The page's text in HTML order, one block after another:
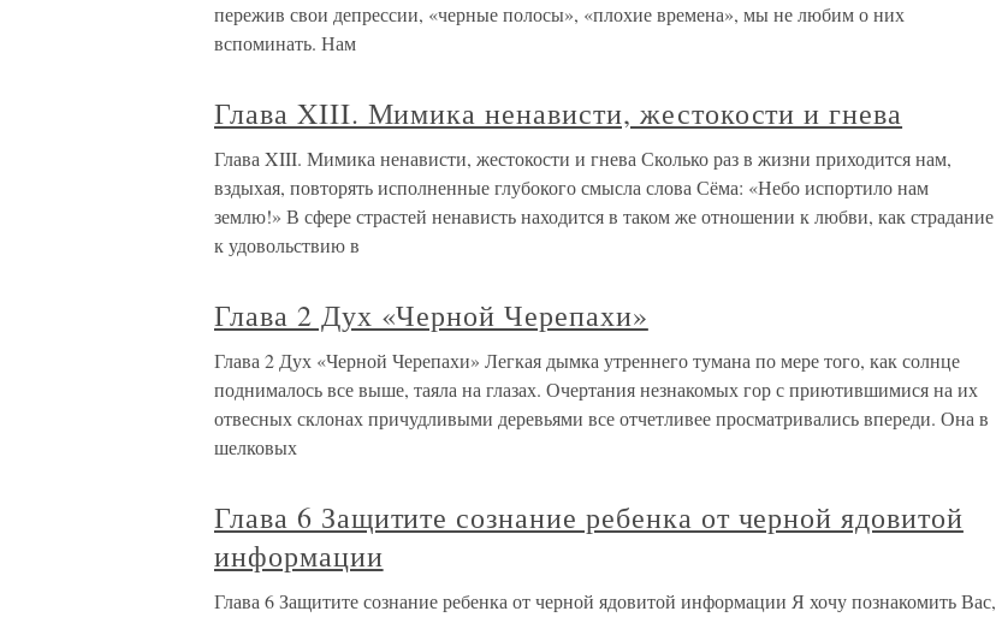
пережив свои депрессии, «черные полосы», «плохие времена», мы не любим о них
вспоминать. Нам
Глава XIII. Мимика ненависти, жестокости и гнева
Глава XIII. Мимика ненависти, жестокости и гнева Сколько раз в жизни приходится нам,
вздыхая, повторять исполненные глубокого смысла слова Сёма: «Небо испортило нам
землю!» В сфере страстей ненависть находится в таком же отношении к любви, как страдание
к удовольствию в
Глава 2 Дух «Черной Черепахи»
Глава 2 Дух «Черной Черепахи» Легкая дымка утреннего тумана по мере того, как солнце
поднималось все выше, таяла на глазах. Очертания незнакомых гор с приютившимися на их
отвесных склонах причудливыми деревьями все отчетливее просматривались впереди. Она в
шелковых
Глава 6 Защитите сознание ребенка от черной ядовитой
информации
Глава 6 Защитите сознание ребенка от черной ядовитой информации Я хочу познакомить Вас,